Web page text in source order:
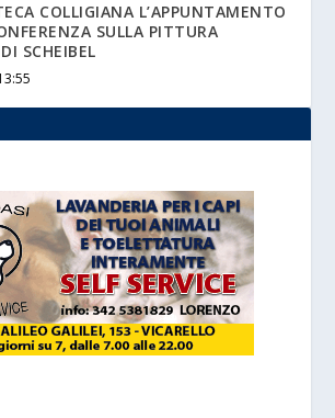
COLLIGIANA L’APPUNTAMENTO
SULLA PITTURA
SCHEIBEL